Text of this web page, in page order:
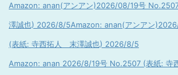
Amazon: anan(アンアン)2026/08/19号
澤誠也) 2026/8/5Amazon: anan(アンアン
(表紙: 寺西拓人 末澤誠也) 2026/8/5
Amazon: anan 2026/8/19号 No.2507 (表紙: 寺